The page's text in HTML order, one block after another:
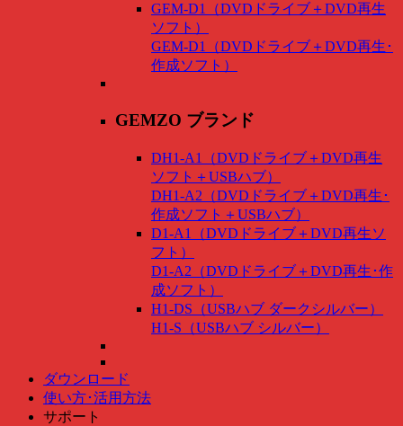
GEM-D1（DVDドライブ＋DVD再生
ソフト）
GEM-D1（DVDドライブ＋DVD再生･
作成ソフト）
GEMZO ブランド
DH1-A1（DVDドライブ＋DVD再生
ソフト＋USBハブ）
DH1-A2（DVDドライブ＋DVD再生･
作成ソフト＋USBハブ）
D1-A1（DVDドライブ＋DVD再生ソ
フト）
D1-A2（DVDドライブ＋DVD再生･作
成ソフト）
H1-DS（USBハブ ダークシルバー）
H1-S（USBハブ シルバー）
ダウンロード
使い方･活用方法
サポート